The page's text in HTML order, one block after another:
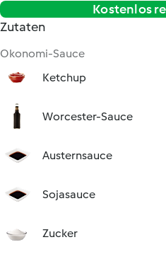
Kostenlos
Zutaten
Okonomi-Sauce
Ketchup
Worcester-Sauce
Austernsauce
Sojasauce
Zucker